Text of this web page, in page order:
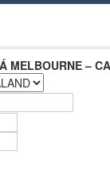
MELBOURNE –